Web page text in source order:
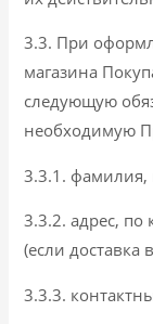
3.3. При
магазина
следующую
необходимую
3.3.1. фамилия,
3.3.2. адрес, по
(если доставка
3.3.3.